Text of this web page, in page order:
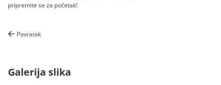
pripremite se za početak!
Povratak
Galerija slika